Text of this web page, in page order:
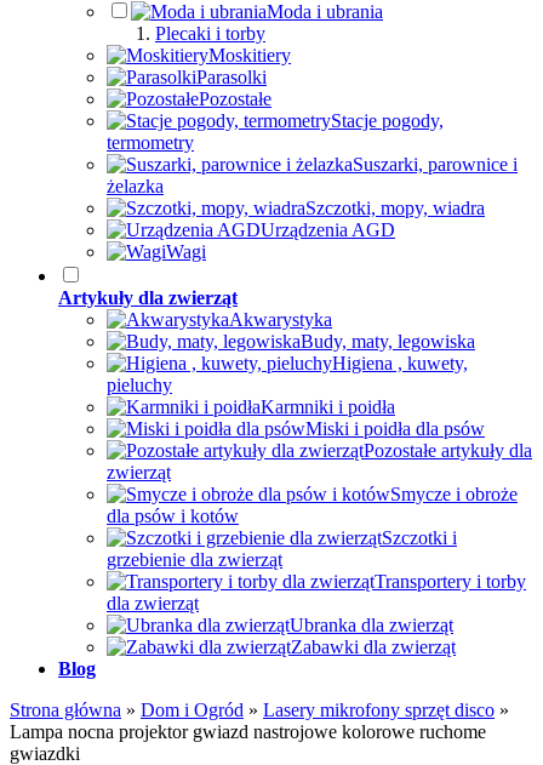
Moda i ubrania
Plecaki i torby
Moskitiery
Parasolki
Pozostałe
Stacje pogody,
termometry
Suszarki, parownice i
żelazka
Szczotki, mopy, wiadra
Urządzenia AGD
Wagi
Artykuły dla zwierząt
Akwarystyka
Budy, maty, legowiska
Higiena , kuwety,
pieluchy
Karmniki i poidła
Miski i poidła dla psów
Pozostałe artykuły dla
zwierząt
Smycze i obroże
dla psów i kotów
Szczotki i
grzebienie dla zwierząt
Transportery i torby
dla zwierząt
Ubranka dla zwierząt
Zabawki dla zwierząt
Blog
Strona główna » Dom i Ogród » Lasery mikrofony sprzęt disco »
Lampa nocna projektor gwiazd nastrojowe kolorowe ruchome
gwiazdki